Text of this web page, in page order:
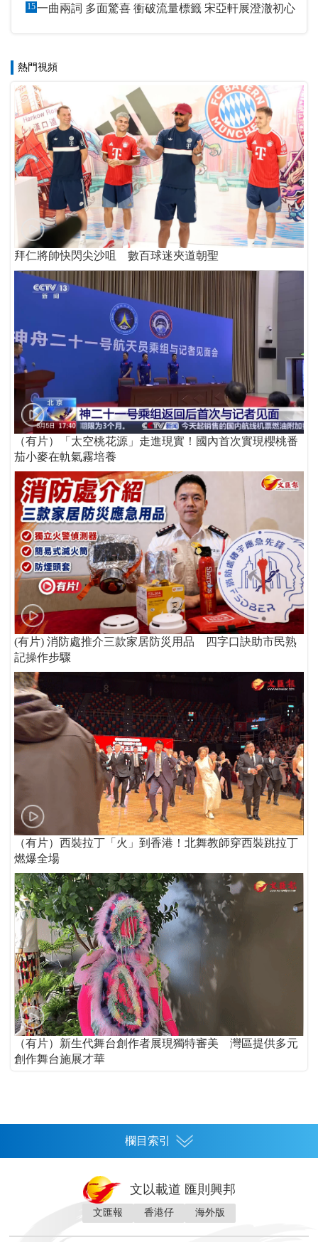
15 一曲兩詞 多面驚喜 衝破流量標籤 宋亞軒展澄澈初心
熱門視頻
拜仁將帥快閃尖沙咀 數百球迷夾道朝聖
（有片）「太空桃花源」走進現實！國內首次實現櫻桃番
茄小麥在軌氣霧培養
(有片) 消防處推介三款家居防災用品 四字口訣助市民熟
記操作步驟
（有片）西裝拉丁「火」到香港！北舞教師穿西裝跳拉丁
燃爆全場
（有片）新生代舞台創作者展現獨特審美 灣區提供多元
創作舞台施展才華
欄目索引
灣區人
文以載道 匯則興邦
文匯報 香港仔 海外版